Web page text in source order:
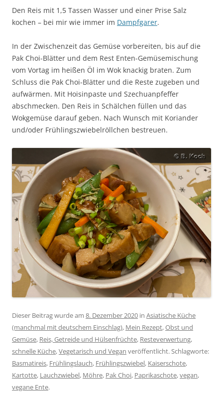
Den Reis mit 1,5 Tassen Wasser und einer Prise Salz
kochen – bei mir wie immer im Dampfgarer.
In der Zwischenzeit das Gemüse vorbereiten, bis auf die
Pak Choi-Blätter und dem Rest Enten-Gemüsemischung
vom Vortag im heißen Öl im Wok knackig braten. Zum
Schluss die Pak Choi-Blätter und die Reste zugeben und
aufwärmen. Mit Hoisinpaste und Szechuanpfeffer
abschmecken. Den Reis in Schälchen füllen und das
Wokgemüse darauf geben. Nach Wunsch mit Koriander
und/oder Frühlingszwiebelröllchen bestreuen.
Dieser Beitrag wurde am 8. Dezember 2020 in Asiatische Küche
(manchmal mit deutschem Einschlag), Mein Rezept,Obst und
Gemüse, Reis, Getreide und Hülsenfrüchte, Resteverwertung,
schnelle Küche,Vegetarisch und Vegan veröffentlicht. Schlagworte:
Basmatireis, Frühlingslauch, Frühlingszwiebel, Kaiserschote,
Kartotte, Lauchzwiebel, Möhre, Pak Choi, Paprikaschote,vegan,
vegane Ente.